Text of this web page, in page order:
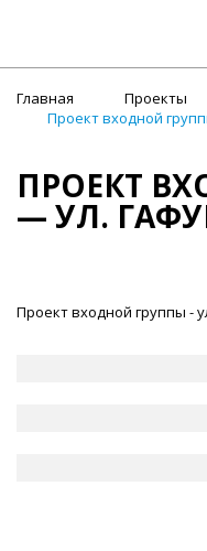
Главная Проекты
Проект входной
ПРОЕКТ
— УЛ.
Проект входной группы -